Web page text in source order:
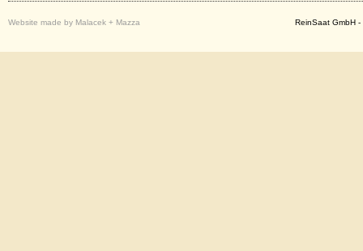
Website made by Malacek + Mazza ReinSaat GmbH